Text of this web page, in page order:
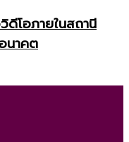
ดีโอภายในสถานี
นาคต